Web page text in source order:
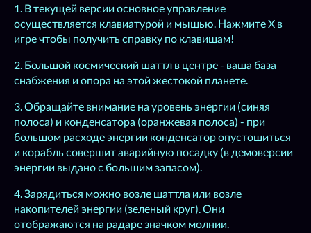
1. В текущей версии основное управление
осуществляется клавиатурой и мышью. Нажмите X в
игре чтобы получить справку по клавишам!
2. Большой космический шаттл в центре - ваша база
снабжения и опора на этой жестокой планете.
3. Обращайте внимание на уровень энергии (синяя
полоса) и конденсатора (оранжевая полоса) - при
большом расходе энергии конденсатор опустошиться
и корабль совершит аварийную посадку (в демоверсии
энергии выдано с большим запасом).
4. Зарядиться можно возле шаттла или возле
накопителей энергии (зеленый круг). Они
отображаются на радаре значком молнии.